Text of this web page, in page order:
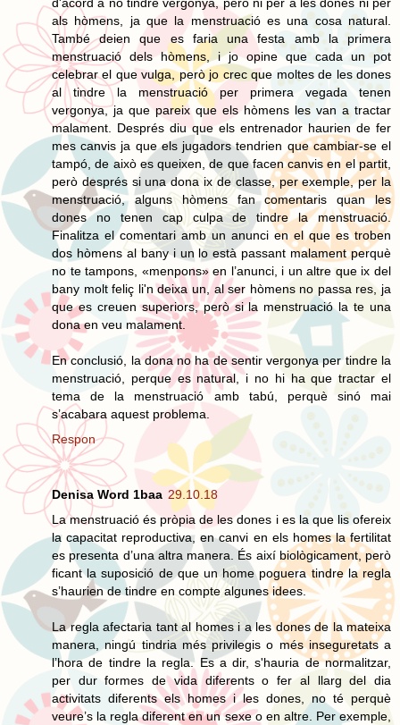
als hòmens, ja que la menstruació es una cosa natural.
També deien que es faria una festa amb la primera
menstruació dels hòmens, i jo opine que cada un pot
celebrar el que vulga, però jo crec que moltes de les dones
al tindre la menstruació per primera vegada tenen
vergonya, ja que pareix que els hòmens les van a tractar
malament. Després diu que els entrenador haurien de fer
mes canvis ja que els jugadors tendrien que cambiar-se el
tampó, de això es queixen, de que facen canvis en el partit,
però després si una dona ix de classe, per exemple, per la
menstruació, alguns hòmens fan comentaris quan les
dones no tenen cap culpa de tindre la menstruació.
Finalitza el comentari amb un anunci en el que es troben
dos hòmens al bany i un lo està passant malament perquè
no te tampons, «menpons» en l’anunci, i un altre que ix del
bany molt feliç li'n deixa un, al ser hòmens no passa res, ja
que es creuen superiors, però si la menstruació la te una
dona en veu malament.
En conclusió, la dona no ha de sentir vergonya per tindre la
menstruació, perque es natural, i no hi ha que tractar el
tema de la menstruació amb tabú, perquè sinó mai
s’acabara aquest problema.
Respon
Denisa Word 1baa 29.10.18
La menstruació és pròpia de les dones i es la que lis ofereix
la capacitat reproductiva, en canvi en els homes la fertilitat
es presenta d’una altra manera. És així biològicament, però
ficant la suposició de que un home poguera tindre la regla
s’haurien de tindre en compte algunes idees.
La regla afectaria tant al homes i a les dones de la mateixa
manera, ningú tindria més privilegis o més inseguretats a
l’hora de tindre la regla. Es a dir, s'hauria de normalitzar,
per dur formes de vida diferents o fer al llarg del dia
activitats diferents els homes i les dones, no té perquè
veure’s la regla diferent en un sexe o en altre. Per exemple,